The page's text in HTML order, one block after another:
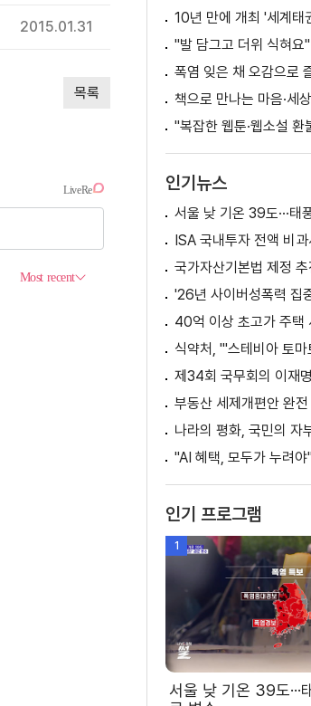
2015.01.31
목록
인기뉴스
인기 프로그램
1
서울 낮 기온 39도···